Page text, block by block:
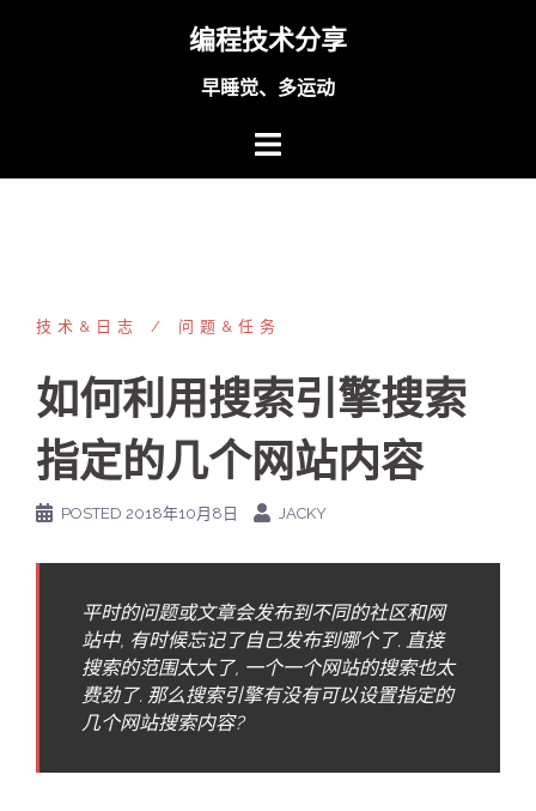
编程技术分享
早睡觉、多运动
技术&日志 问题&任务
如何利用搜索引擎搜索
指定的几个网站内容
POSTED 2018年10月8日 JACKY
平时的问题或文章会发布到不同的社区和网
站中, 有时候忘记了自己发布到哪个了. 直接
搜索的范围太大了, 一个一个网站的搜索也太
费劲了. 那么搜索引擎有没有可以设置指定的
几个网站搜索内容?